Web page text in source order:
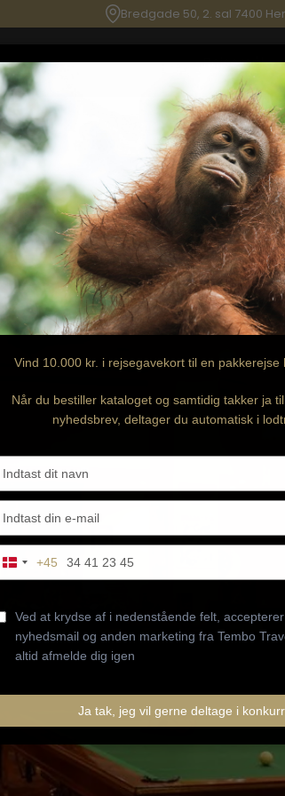
Bredgade 50, 2. sal 7400
Rejsemål
Vind 10.000 kr. i rejsegavekort til en pakkerejse
Når du bestiller kataloget og samtidig takker ja
nyhedsbrev, deltager du automatisk i
name
email
Denmark
+45
Ved at krydse af i nedenstående felt,
nyhedsmail og anden marketing fra Tembo
altid afmelde dig igen
Ja tak, jeg vil gerne deltage i